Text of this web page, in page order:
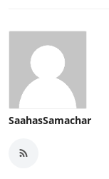
SaahasSamachar